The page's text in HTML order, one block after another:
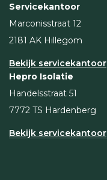
Servicekantoor
Marconisstraat 12
2181 AK Hillegom
Bekijk servicekantoor
Hepro Isolatie
Handelsstraat 51
7772 TS Hardenberg
Bekijk servicekantoor